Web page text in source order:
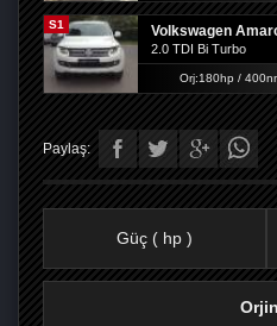
S1 Volkswagen
2.0 TDI Bi Turbo
Orj:180hp /
Paylaş:
Güç ( hp )